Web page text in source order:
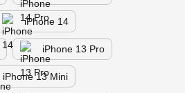
iPhone 14
iPhone 13 Pro
iPhone 13 Mini